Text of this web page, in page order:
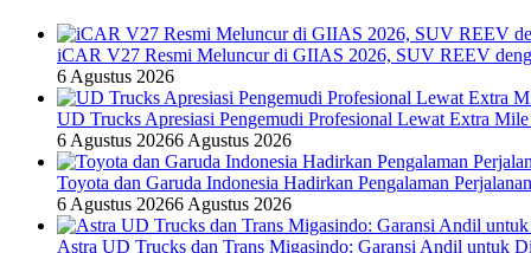
iCAR V27 Resmi Meluncur di GIIAS 2026, SUV REEV
6 Agustus 2026
UD Trucks Apresiasi Pengemudi Profesional Lewat Extra
6 Agustus 20266 Agustus 2026
Toyota dan Garuda Indonesia Hadirkan Pengalaman
6 Agustus 20266 Agustus 2026
Astra UD Trucks dan Trans Migasindo: Garansi Andil untuk